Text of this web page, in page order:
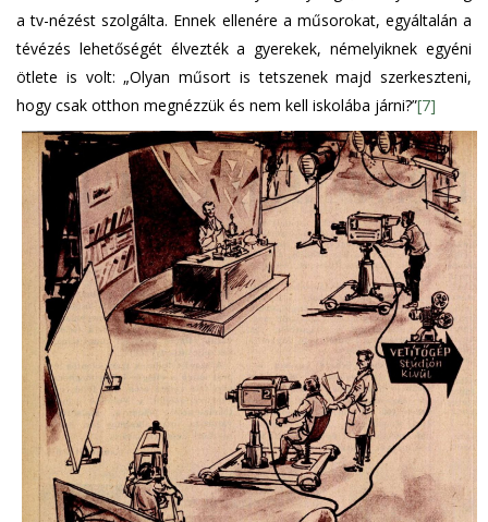
a tv-nézést szolgálta. Ennek ellenére a műsorokat, egyáltalán a
tévézés lehetőségét élvezték a gyerekek, némelyiknek egyéni
ötlete is volt: „Olyan műsort is tetszenek majd szerkeszteni,
hogy csak otthon megnézzük és nem kell iskolába járni?”[7]